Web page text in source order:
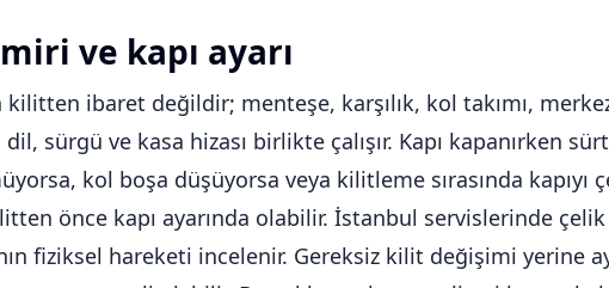
ve kapı ayarı
kilitten ibaret değildir; menteşe, karşılık, kol takımı,
sürgü ve kasa hizası birlikte çalışır. Kapı kapanırken
kol boşa düşüyorsa veya kilitleme sırasında kapıyı
önce kapı ayarında olabilir. İstanbul servislerinde
fiziksel hareketi incelenir. Gereksiz kilit değişimi yerine